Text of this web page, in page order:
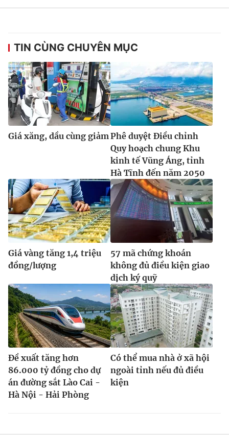
TIN CÙNG CHUYÊN MỤC
Giá xăng, dầu cùng giảmPhê duyệt Điều chỉnh
Quy hoạch chung Khu
kinh tế Vũng Áng, tỉnh
Hà Tĩnh đến năm 2050
Giá vàng tăng 1,4 triệu
đồng/lượng
57 mã chứng khoán
không đủ điều kiện giao
dịch ký quỹ
Đề xuất tăng hơn
86.000 tỷ đồng cho dự
án đường sắt Lào Cai -
Hà Nội - Hải Phòng
Có thể mua nhà ở xã hội
ngoài tỉnh nếu đủ điều
kiện